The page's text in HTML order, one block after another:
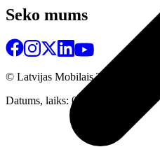
Seko mums
© Latvijas Mobilais Telefons
Datums, laiks: 06.08.2026 08:26